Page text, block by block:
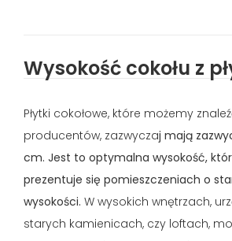
Wysokość cokołu z
Płytki cokołowe, które możemy
producentów, zazwyczaj mają
cm. Jest to optymalna wysokość,
prezentuje się pomieszczeniach o
wysokości. W wysokich wnętrzach,
starych kamienicach, czy loftach,